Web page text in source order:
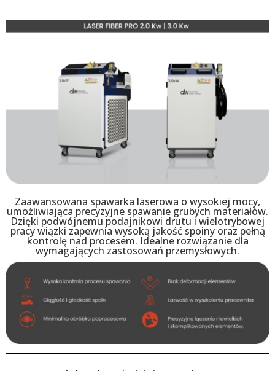
Zaawansowana spawarka laserowa o wysokiej mocy,
umożliwiająca precyzyjne spawanie grubych materiałów.
Dzięki podwójnemu podajnikowi drutu i wielotrybowej
pracy wiązki zapewnia wysoką jakość spoiny oraz pełną
kontrolę nad procesem. Idealne rozwiązanie dla
wymagających zastosowań przemysłowych.